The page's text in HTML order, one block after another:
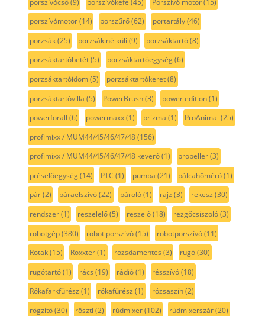
porszívómotor(14) porszűrő(62) portartály(46)
porzsák(25) porzsák nélküli (9) porzsáktartó(8)
porzsáktartóbetét(5) porzsáktartóegység(6)
porzsáktartóidom(5) porzsáktartókeret(8)
porzsáktartóvilla (5) PowerBrush(3) power edition(1)
powerforall (6) powermaxx(1) prizma (1) ProAnimal (25)
profimixx / MUM44/45/46/47/48(156)
profimixx / MUM44/45/46/47/48 keverő(1) propeller(3)
préselőegység(14) PTC (1) pumpa (21) pálcahőmérő(1)
pár(2) páraelszívó(22) pároló(1) rajz (3) rekesz (30)
rendszer(1) reszelelő(5) reszelő(18) rezgőcsiszoló(3)
robotgép(380) robot porszívó(15) robotporszívó(11)
Rotak(15) Roxxter(1) rozsdamentes (3) rugó(30)
rugótartó(1) rács (19) rádió(1) résszívó(18)
Rókafarkfűrész (1) rókafűrész (1) rózsaszín(2)
rögzítő(30) röszti (2) rúdmixer(102) rúdmixerszár(20)